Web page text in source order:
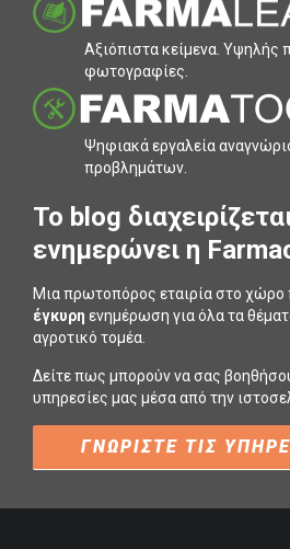
Αξιόπιστα κείµενα. Υψηλής
φωτογραφίες.
Ψηφιακά εργαλεία
προβληµάτων.
To blog
ενημερώνει η
Μια πρωτοπόρος εταιρία στο χώρο
έγκυρη ενημέρωση για όλα τα
αγροτικό τομέα.
Δείτε πως μπορούν να σας
υπηρεσίες μας μέσα από την
ΓΝΩΡΙΣΤΕ ΤΙΣ